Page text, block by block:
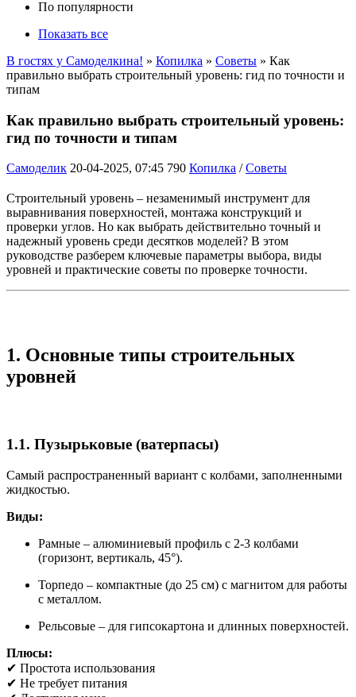
По популярности
Показать все
В гостях у Самоделкина! » Копилка » Советы » Как
правильно выбрать строительный уровень: гид по точности и
типам
Как правильно выбрать строительный уровень:
гид по точности и типам
Самоделик 20-04-2025, 07:45 790 Копилка /Советы
Строительный уровень – незаменимый инструмент для
выравнивания поверхностей, монтажа конструкций и
проверки углов. Но как выбрать действительно точный и
надежный уровень среди десятков моделей? В этом
руководстве разберем ключевые параметры выбора, виды
уровней и практические советы по проверке точности.
1. Основные типы строительных
уровней
1.1. Пузырьковые (ватерпасы)
Самый распространенный вариант с колбами, заполненными
жидкостью.
Виды:
Рамные – алюминиевый профиль с 2-3 колбами
(горизонт, вертикаль, 45°).
Торпедо – компактные (до 25 см) с магнитом для работы
с металлом.
Рельсовые – для гипсокартона и длинных поверхностей.
Плюсы:
✔ Простота использования
✔ Не требует питания